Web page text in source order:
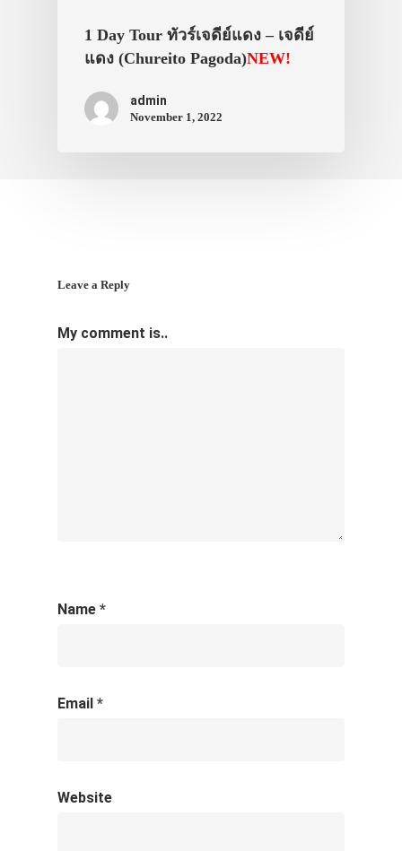
1 Day Tour ทัวร์เจดีย์แดง – เจดีย์
แดง (Chureito Pagoda)NEW!
admin
November 1, 2022
Leave a Reply
My comment is..
Name *
Email *
Website